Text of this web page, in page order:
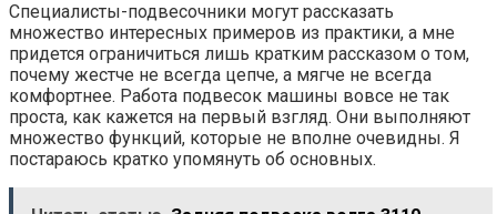
Специалисты-подвесочники могут рассказать
множество интересных примеров из практики, а мне
придется ограничиться лишь кратким рассказом о том,
почему жестче не всегда цепче, а мягче не всегда
комфортнее. Работа подвесок машины вовсе не так
проста, как кажется на первый взгляд. Они выполняют
множество функций, которые не вполне очевидны. Я
постараюсь кратко упомянуть об основных.